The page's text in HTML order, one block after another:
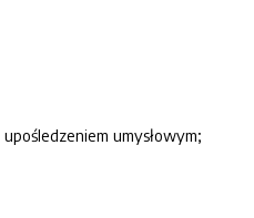
umysłowym;